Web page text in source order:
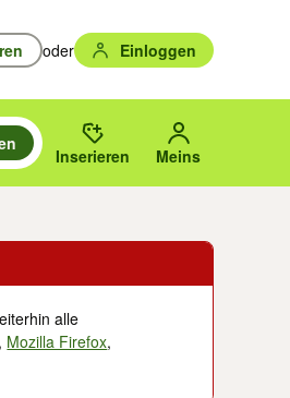
oder Einloggen
und mit Eingabetaste auswählen.
oder Vorschläge mit den
Orts oder PLZ.
Inserieren Meins
alle
, Mozilla Firefox,